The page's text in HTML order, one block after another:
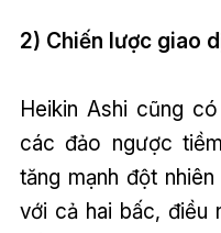
2) Chiến lược giao
Heikin Ashi cũng
các đảo ngược
tăng mạnh đột
với cả hai bấc, điều